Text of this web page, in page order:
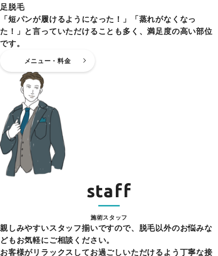
足脱毛
「短パンが履けるようになった！」「蒸れがなくなっ
た！」と言っていただけることも多く、満足度の高い部位
です。
メニュー・料金
staff
施術スタッフ
親しみやすいスタッフ揃いですので、脱毛以外のお悩みな
どもお気軽にご相談ください。
お客様がリラックスしてお過ごしいただけるよう丁寧な接